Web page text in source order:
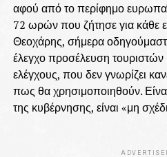
αφού από το περίφημο
72 ωρών που ζήτησε για κάθε
Θεοχάρης, σήμερα
έλεγχο προσέλευση τουριστών
ελέγχους, που δεν γνωρίζει
πως θα χρησιμοποιηθούν.
της κυβέρνησης, είναι «μη